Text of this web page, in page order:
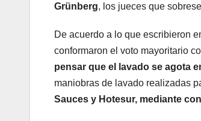
Grünberg, los jueces que
De acuerdo a lo que escribieron
conformaron el voto mayoritario
pensar que el lavado se agota
maniobras de lavado realizadas
Sauces y Hotesur, mediante